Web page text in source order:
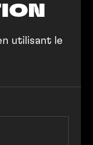
utilisant le